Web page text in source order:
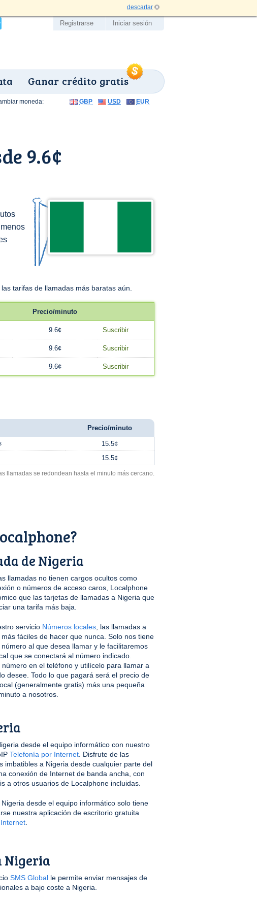
descartar
Ganar crédito gratis
Registrarse Iniciar sesión
9.6¢
tarifas de llamadas más baratas aún.
Precio/minuto
9.6¢ Suscribir
9.6¢ Suscribir
9.6¢ Suscribir
moneda: GBP USD EUR
Precio/minuto
15.5¢
15.5¢
llamadas se redondean hasta el minuto más cercano.
de Nigeria
llamadas no tienen cargos ocultos como
o números de acceso caros, Localphone
que las tarjetas de llamadas a Nigeria que
una tarifa más baja.
servicio Números locales , las llamadas a
fáciles de hacer que nunca. Solo nos tiene
al que desea llamar y le facilitaremos
que se conectará al número indicado.
en el teléfono y utilícelo para llamar a
desee. Todo lo que pagará será el precio de
(generalmente gratis) más una pequeña
a nosotros.
desde el equipo informático con nuestro
Telefonía por Internet . Disfrute de las
imbatibles a Nigeria desde cualquier parte del
conexión de Internet de banda ancha, con
a otros usuarios de Localphone incluidas.
desde el equipo informático solo tiene
nuestra aplicación de escritorio gratuita
Nigeria
SMS Global le permite enviar mensajes de
a bajo coste a Nigeria.